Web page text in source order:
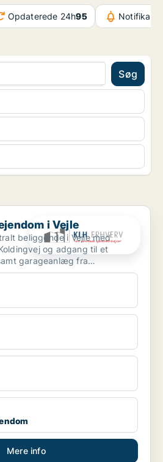
Opdaterede 24h95
Søg
i Vejle
beliggende i Vejle med
og adgang til et
garageanlæg fra
Mere info